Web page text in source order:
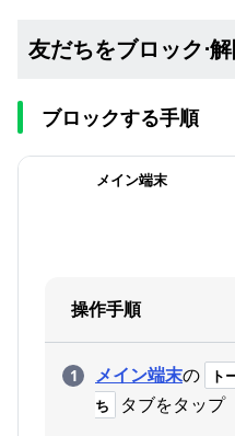
友だちをブロック⋅
ブロックする手順
メイン端末
操作手順
メイン端末の ト
ち
タブをタップ